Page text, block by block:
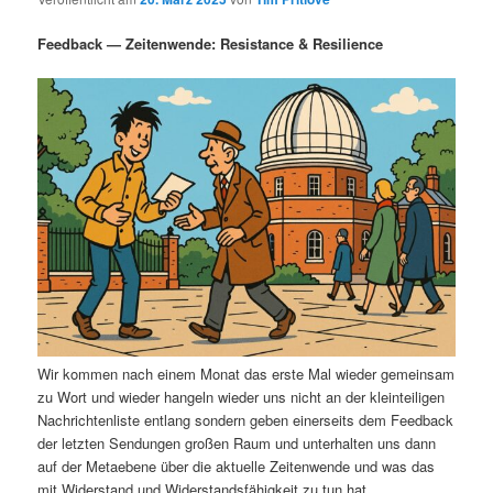
m
ä
r
e
n
I
n
h
a
l
u
n
d
ä
r
e
n
I
n
h
n
g
a
t
i
o
n
Feedback — Zeitenwende: Resistance & Resilience
Wir kommen nach einem Monat das erste Mal wieder gemeinsam
zu Wort und wieder hangeln wieder uns nicht an der kleinteiligen
Nachrichtenliste entlang sondern geben einerseits dem Feedback
der letzten Sendungen großen Raum und unterhalten uns dann
auf der Metaebene über die aktuelle Zeitenwende und was das